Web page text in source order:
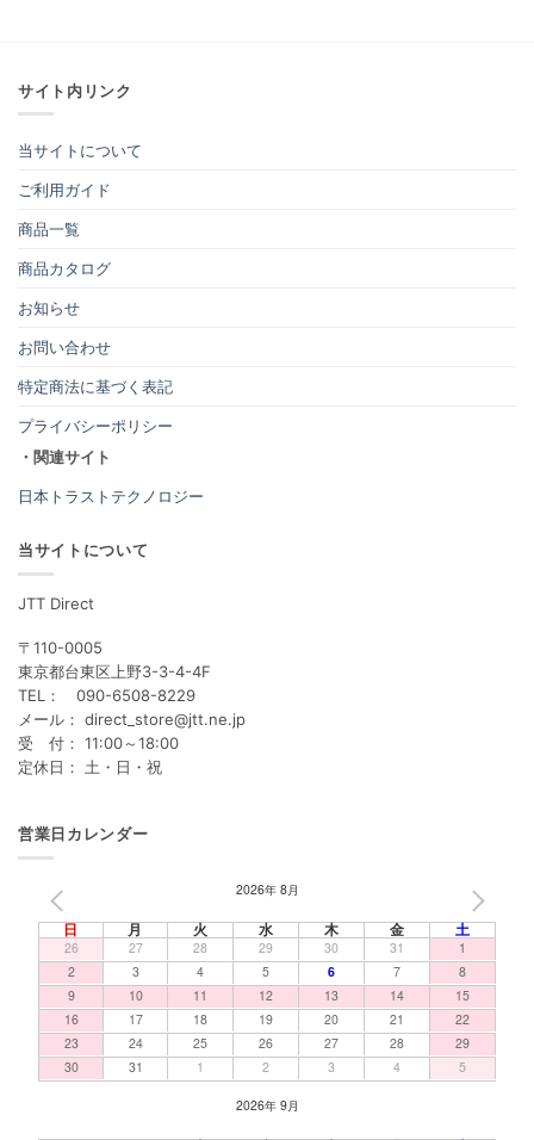
サイト内リンク
当サイトについて
ご利用ガイド
商品一覧
商品カタログ
お知らせ
お問い合わせ
特定商法に基づく表記
プライバシーポリシー
・関連サイト
日本トラストテクノロジー
当サイトについて
JTT Direct
〒110-0005
東京都台東区上野3-3-4-4F
TEL： 090-6508-8229
メール： direct_store@jtt.ne.jp
受 付： 11:00～18:00
定休日： 土・日・祝
営業日カレンダー
2026年 8月
日 月 火 水 木 金 土
26 27 28 29 30 31
1
2
3 4 5 6 7
8
9
10 11 12 13 14
15
16
17 18 19 20 21
22
23
24 25 26 27 28
29
30
31 1 2 3 4 5
2026年 9月